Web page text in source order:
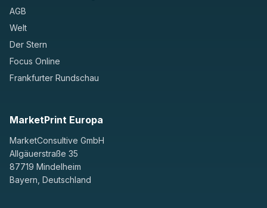
AGB
Welt
Der Stern
Focus Online
Frankfurter Rundschau
MarketPrint Europa
MarketConsultive GmbH
Allgäuerstraße 35
87719 Mindelheim
Bayern, Deutschland